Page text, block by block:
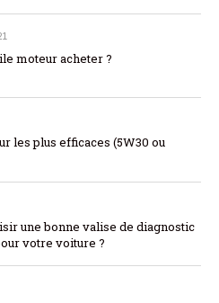
moteur acheter ?
les plus efficaces (5W30 ou
une bonne valise de diagnostic
votre voiture ?